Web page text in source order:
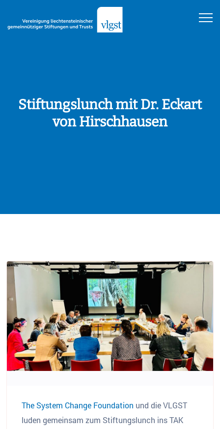
Stiftungslunch mit Dr. Eckart
von Hirschhausen
The System Change Foundation und die VLGST
luden gemeinsam zum Stiftungslunch ins TAK